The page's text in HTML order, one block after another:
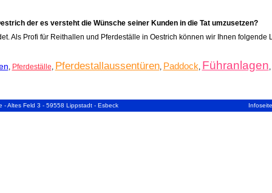
der es versteht die Wünsche seiner Kunden in die Tat umzusetzen?
Als Profi für Reithallen und Pferdeställe in Oestrich können wir Ihnen folgende
Pferdeställe Pferdestallaussentüren, Paddock Führanlagen
- Altes Feld 3 - 59558 Lippstadt - Esbeck